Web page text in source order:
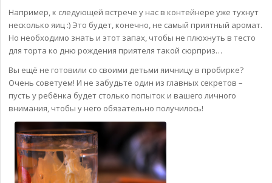
Например, к следующей встрече у нас в контейнере уже тухнут
несколько яиц :) Это будет, конечно, не самый приятный аромат.
Но необходимо знать и этот запах, чтобы не плюхнуть в тесто
для торта ко дню рождения приятеля такой сюрприз…
Вы ещё не готовили со своими детьми яичницу в пробирке?
Очень советуем! И не забудьте один из главных секретов –
пусть у ребёнка будет столько попыток и вашего личного
внимания, чтобы у него обязательно получилось!